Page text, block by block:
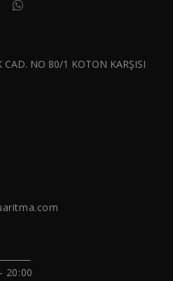
CAD. NO 80/1 KOTON KARŞISI
20:00